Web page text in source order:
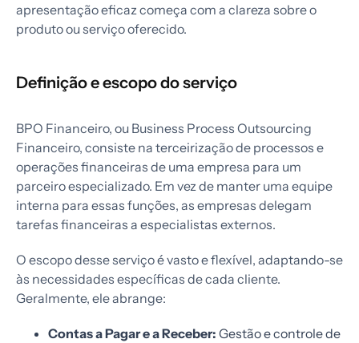
apresentação eficaz começa com a clareza sobre o
produto ou serviço oferecido.
Definição e escopo do serviço
BPO Financeiro, ou Business Process Outsourcing
Financeiro, consiste na terceirização de processos e
operações financeiras de uma empresa para um
parceiro especializado. Em vez de manter uma equipe
interna para essas funções, as empresas delegam
tarefas financeiras a especialistas externos.
O escopo desse serviço é vasto e flexível, adaptando-se
às necessidades específicas de cada cliente.
Geralmente, ele abrange:
Contas a Pagar e a Receber: Gestão e controle de